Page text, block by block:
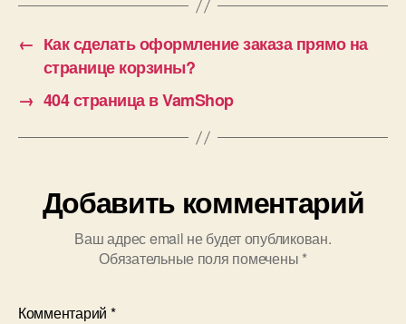
← Как сделать оформление заказа прямо на
странице корзины?
→ 404 страница в VamShop
Добавить комментарий
Ваш адрес email не будет опубликован.
Обязательные поля помечены *
Комментарий *